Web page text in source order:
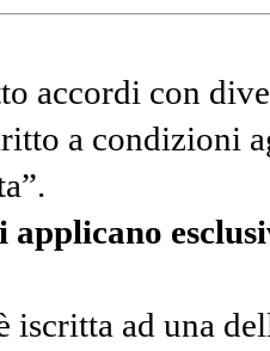
accordi con
a condizioni
applicano
iscritta ad una